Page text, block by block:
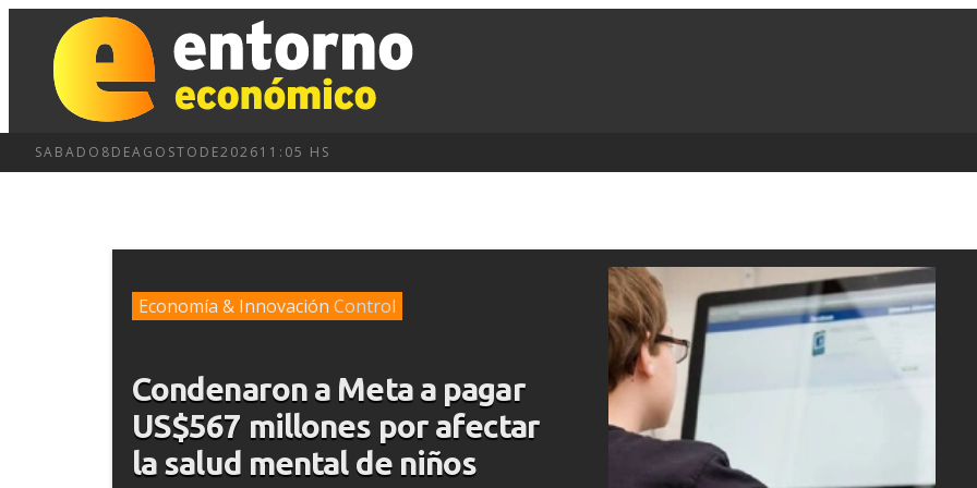
SABADO 8DEAGOSTO DE202611:05 HS
Economía & Innovación Control
Condenaron a Meta a pagar
US$567 millones por afectar
la salud mental de niños